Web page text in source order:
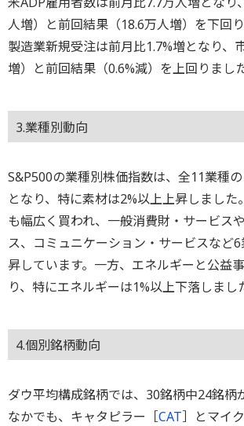
人増）と前回結果（18.6万人増）を下回
製造業新規受注は前月比1.7%増となり、
増）と前回結果（0.6%減）を上回りました
3.業種別動向
S&P500の業種別株価指数は、全11業種
となり、特に素材は2%以上上昇しました
も幅広く買われ、一般消費財・サービス
ス、コミュニケーション・サービスなど
昇しています。一方、エネルギーと公益
り、特にエネルギーは1%以上下落しまし
4.個別銘柄動向
ダウ平均構成銘柄では、30銘柄中24銘柄
なかでも、キャタピラー［CAT］とマイ